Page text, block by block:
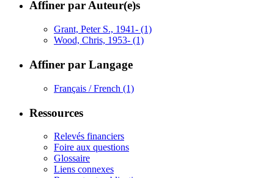
Affiner par Auteur(e)s
Grant, Peter S., 1941- (1)
Wood, Chris, 1953- (1)
Affiner par Langage
Français / French (1)
Ressources
Relevés financiers
Foire aux questions
Glossaire
Liens connexes